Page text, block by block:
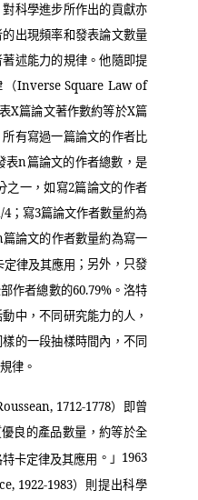
科學進步所作出的貢獻亦
出現頻率和發表論文數量
述能力的規律。他隨即提
（Inverse Square Law of
X篇論文著作數約等於X篇
有寫過一篇論文的作者比
表n篇論文的作者總數，是
之一，如寫2篇論文的作者
4；寫3篇論文作者數量約為
篇論文的作者數量約為寫一
；另外，只發
作者總數的60.79%。洛特
中，不同研究能力的人，
的一段抽樣時間內，不同
律。
1712-1778）即曾
良的產品數量，約等於全
。」 1963
1922-1983）則提出科學